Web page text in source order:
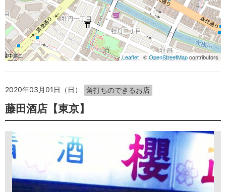
Leaflet | ©OpenStreetMapcontributors
2020年03月01日（日） 角打ちのできるお店
藤田酒店【東京】